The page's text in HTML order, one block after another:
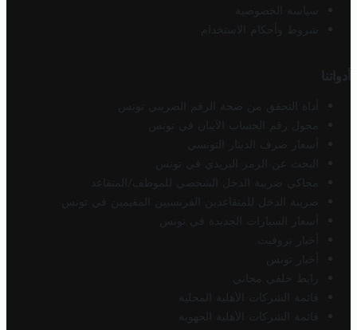
سياسة الخصوصية
شروط وأحكام الاستخدام
أدواتنا
أداة التحقق من صحة الرقم الضريبي تونس
محول رقم الحساب الآيبان في تونس
أسعار صرف الدينار التونسي
البحث عن الرمز البريدي في تونس
محاكي ضريبة الدخل الشخصي للموظف/المتقاعد
ضريبة الدخل للمتقاعدين الفرنسيين المقيمين في تونس
أسعار السيارات الجديدة في تونس
أخبار تروفيت
أخبار تونس
رابط خلفي مجاني
قائمة الشركات الأهلية المحلية
قائمة الشركات الأهلية الجهوية